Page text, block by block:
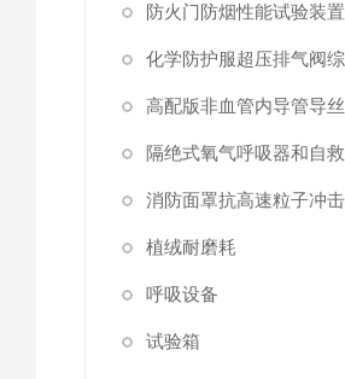
防火门防烟性能试验装置
植绒耐磨耗
呼吸设备
试验箱